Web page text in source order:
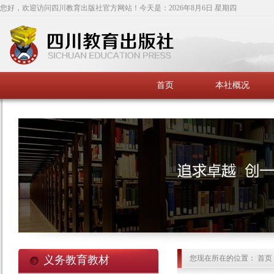
您好，欢迎访问四川教育出版社官方网站！今天是： 2026年8月6日 星期四
首页 本社概况
义务教育教材 您现在所在的位置： 首